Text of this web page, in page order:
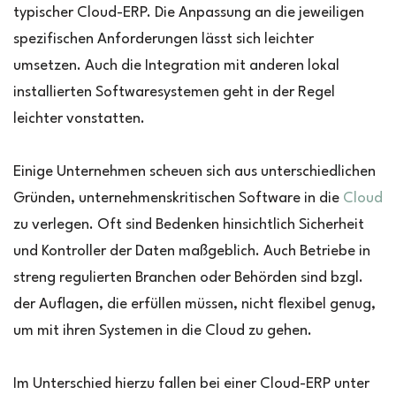
typischer Cloud-ERP. Die Anpassung an die jeweiligen
spezifischen Anforderungen lässt sich leichter
umsetzen. Auch die Integration mit anderen lokal
installierten Softwaresystemen geht in der Regel
leichter vonstatten.
Einige Unternehmen scheuen sich aus unterschiedlichen
Gründen, unternehmenskritischen Software in die Cloud
zu verlegen. Oft sind Bedenken hinsichtlich Sicherheit
und Kontroller der Daten maßgeblich. Auch Betriebe in
streng regulierten Branchen oder Behörden sind bzgl.
der Auflagen, die erfüllen müssen, nicht flexibel genug,
um mit ihren Systemen in die Cloud zu gehen.
Im Unterschied hierzu fallen bei einer Cloud-ERP unter